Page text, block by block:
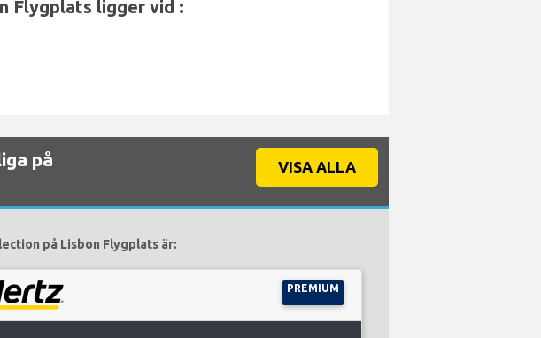
Flygplats ligger vid :
på
VISA ALLA
på Lisbon Flygplats är:
PREMIUM